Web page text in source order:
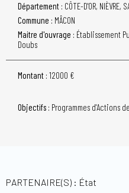
Département : CÔTE-D'OR, NIÈVRE,
Commune : MÂCON
Maitre d'ouvrage : Établissement
Doubs
Montant : 12000 €
Objectifs : Programmes d'Actions
PARTENAIRE(S) : État